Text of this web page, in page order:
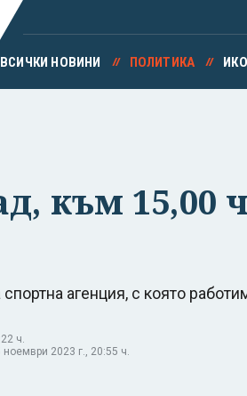
ВСИЧКИ НОВИНИ ПОЛИТИКА
към 15,00
агенция, с която
ч.
2023 г., 20:55 ч.